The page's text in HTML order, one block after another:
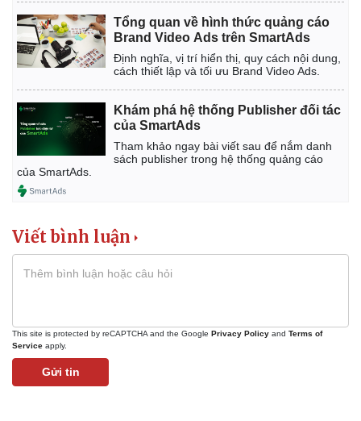
Pháp luật
Vụ án
Quân sự - Quốc phòng
Tổng quan về hình thức quảng cáo
Brand Video Ads trên SmartAds
Định nghĩa, vị trí hiển thị, quy cách nội dung,
cách thiết lập và tối ưu Brand Video Ads.
Khám phá hệ thống Publisher đối tác
của SmartAds
Tham khảo ngay bài viết sau để nắm danh
sách publisher trong hệ thống quảng cáo
của SmartAds.
Viết bình luận
This site is protected by reCAPTCHA and the Google Privacy Policy and Terms of
Service apply.
Gửi tin